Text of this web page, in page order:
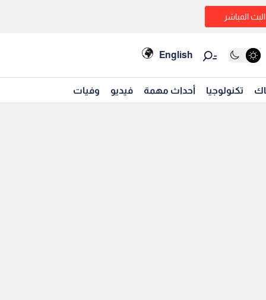
البث المباشر
English
تكنولوجيا أحداث مهمة فيديو وفيات